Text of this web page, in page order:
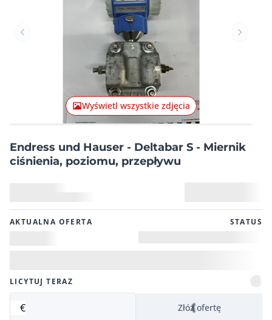
Poprzednia pozycja
Wyświetl wszystkie zdjęcia
Endress und Hauser - Deltabar S - Miernik
ciśnienia, poziomu, przepływu
AKTUALNA OFERTA STATUS
LICYTUJ TERAZ
€ Złóż ofertę